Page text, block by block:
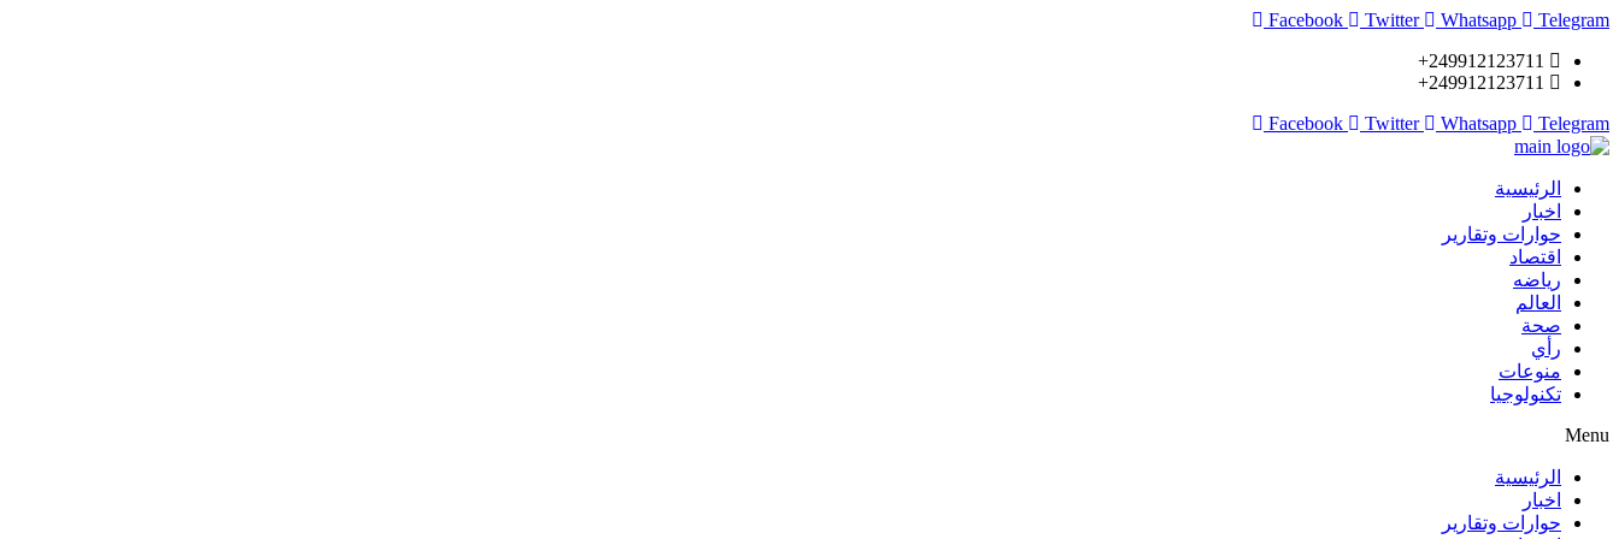
Facebook Twitter Whatsapp
Telegram
249912123711+
249912123711+
Facebook
Twitter Whatsapp Telegram
الرئيسية
اخبار
حوارات وتقارير
اقتصاد
رياضه
العالم
صحة
رأي
منوعات
تكنولوجيا
Menu
الرئيسية
اخبار
حوارات وتقارير